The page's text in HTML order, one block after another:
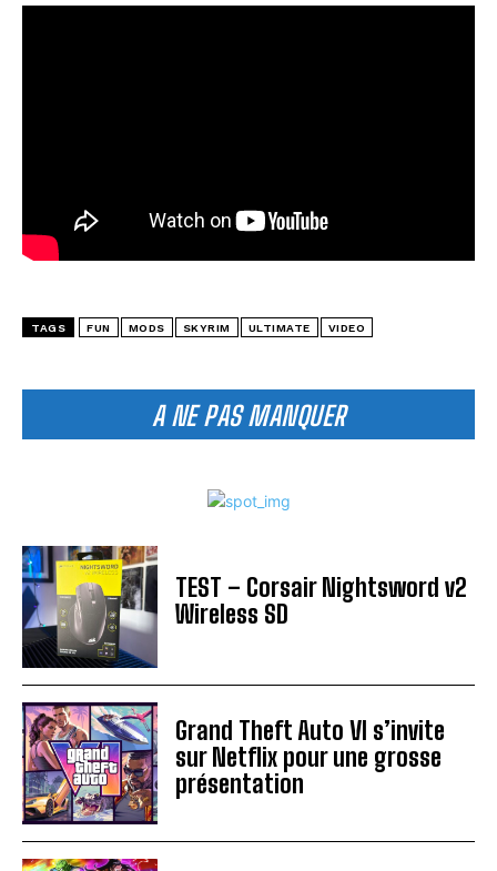
A NE PAS MANQUER
TEST – Corsair Nightsword v2
Wireless SD
Grand Theft Auto VI s’invite
sur Netflix pour une grosse
présentation
TAGS FUN MODS SKYRIM ULTIMATE VIDEO